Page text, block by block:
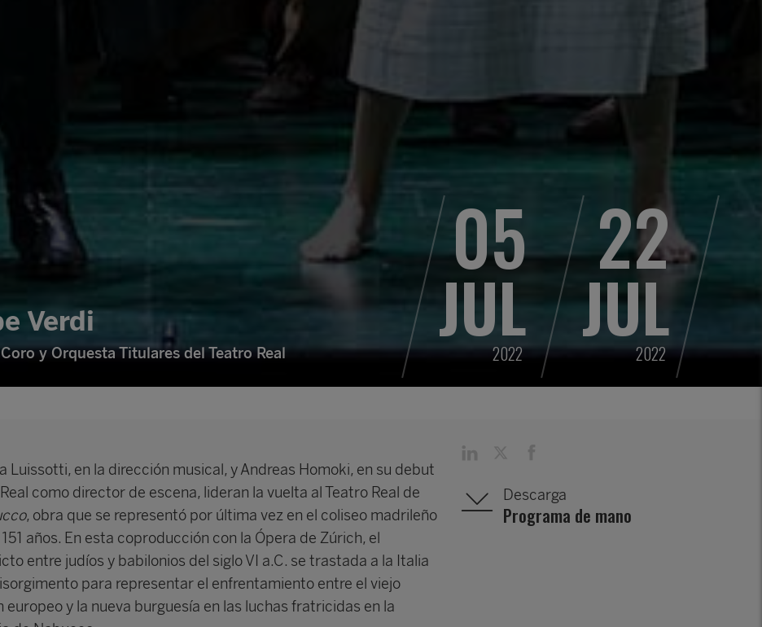
Verdi
y Orquesta Titulares del Teatro Real
05
JUL
2022
22
JUL
2022
Luissotti, en la dirección musical, y Andreas Homoki, en su debut
como director de escena, lideran la vuelta al Teatro Real de
, obra que se representó por última vez en el coliseo madrileño
años. En esta coproducción con la Ópera de Zúrich, el
entre judíos y babilonios del siglo VI a.C. se trastada a la Italia
para representar el enfrentamiento entre el viejo
europeo y la nueva burguesía en las luchas fratricidas en la
Descarga
Programa de mano